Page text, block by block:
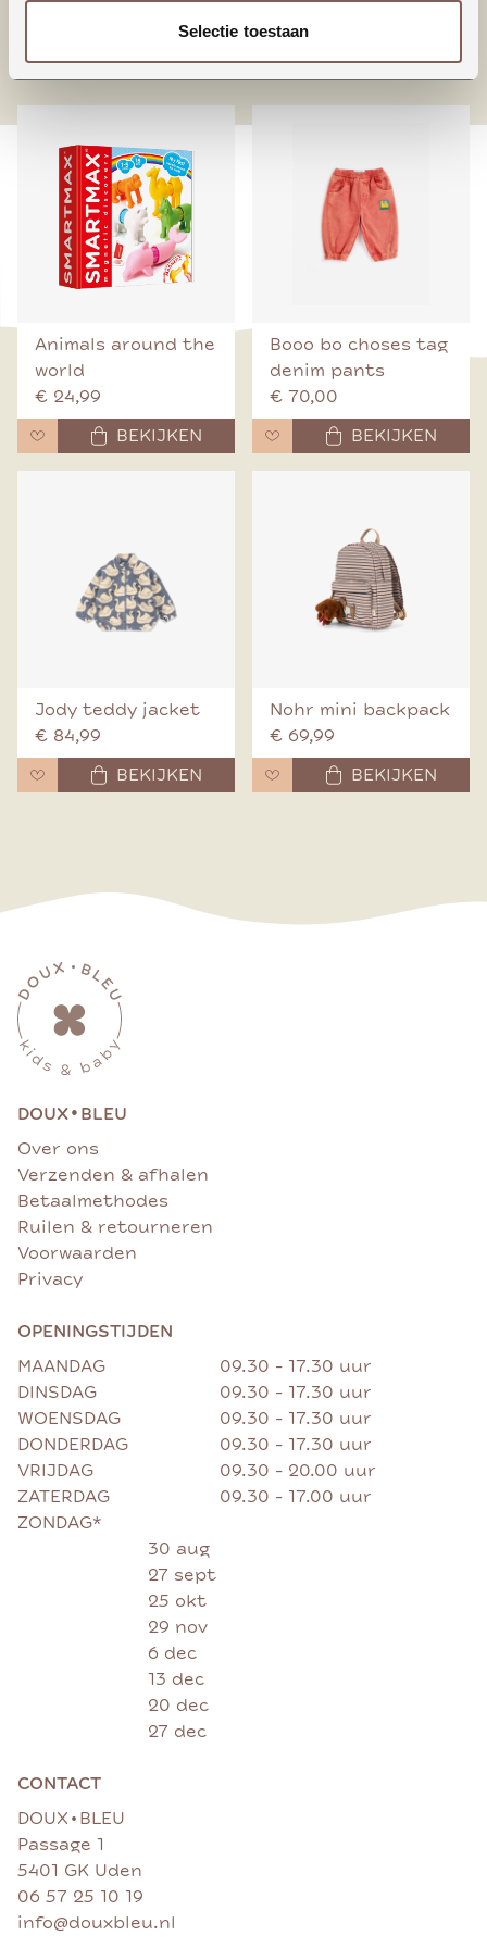
Selectie toestaan
nieuw binnen
Animals around the
world
€ 24,99
BEKIJKEN
Booo bo choses tag
denim pants
€ 70,00
BEKIJKEN
Jody teddy jacket
€ 84,99
BEKIJKEN
Nohr mini backpack
€ 69,99
BEKIJKEN
DOUX• BLEU
Over ons
Verzenden & afhalen
Betaalmethodes
Ruilen & retourneren
Voorwaarden
Privacy
OPENINGSTIJDEN
MAANDAG
09.30 - 17.30 uur
DINSDAG
09.30 - 17.30 uur
WOENSDAG
09.30 - 17.30 uur
DONDERDAG
09.30 - 17.30 uur
VRIJDAG
09.30 - 20.00 uur
ZATERDAG
09.30 - 17.00 uur
ZONDAG*
30 aug
27 sept
25 okt
29 nov
6 dec
13 dec
20 dec
27 dec
CONTACT
DOUX • BLEU
Passage 1
5401 GK Uden
06 57 25 10 19
info@douxbleu.nl